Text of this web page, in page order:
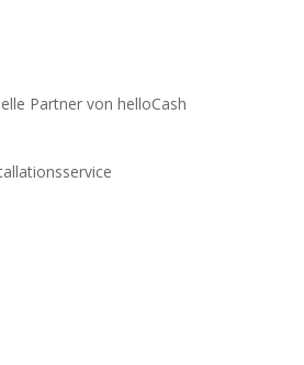
Partner von helloCash